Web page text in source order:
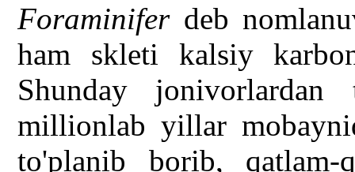
Foraminiferdeb
ham skleti kalsiy
Shunday
millionlab yillar
to'planib borib,